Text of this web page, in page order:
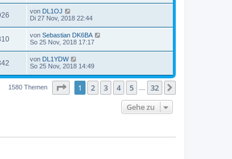
von DL1OJ
Di 27 Nov, 2018 22:44
von Sebastian DK6BA
So 25 Nov, 2018 17:17
von DL1YDW
So 25 Nov, 2018 14:49
1580 Themen Seite von32
1 2 3 4 5 32
Gehe zu